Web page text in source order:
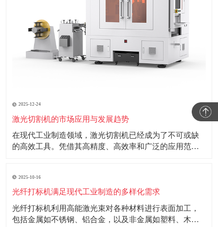
2025-12-24
激光切割机的市场应用与发展趋势
在现代工业制造领域，激光切割机已经成为了不可或缺
的高效工具。凭借其高精度、高效率和广泛的应用范
间熔化或汽化，从而实现切割效果。这种非接触式的加
工方式不仅减少了机械磨损，还能确保切割边缘的
2025-10-16
光纤打标机满足现代工业制造的多样化需求
光纤打标机利用高能激光束对各种材料进行表面加工，
包括金属如不锈钢、铝合金，以及非金属如塑料、木材